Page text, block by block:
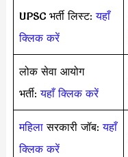
UPSC भर्ती लिस्ट:यहाँ
क्लिक करें
लोक सेवा आयोग
भर्ती:यहाँ क्लिक करें
महिलासरकारी जॉब:यहाँ
क्लिक करें